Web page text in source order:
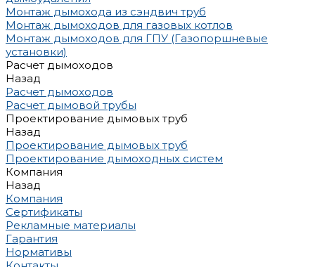
Монтаж дымохода из сэндвич труб
Монтаж дымоходов для газовых котлов
Монтаж дымоходов для ГПУ (Газопоршневые
установки)
Расчет дымоходов
Назад
Расчет дымоходов
Расчет дымовой трубы
Проектирование дымовых труб
Назад
Проектирование дымовых труб
Проектирование дымоходных систем
Компания
Назад
Компания
Сертификаты
Рекламные материалы
Гарантия
Нормативы